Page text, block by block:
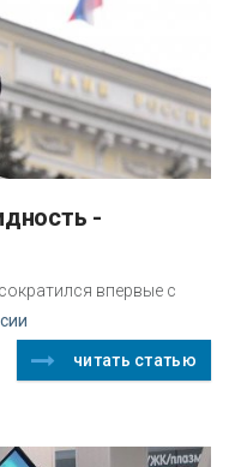
впервые с
читать статью